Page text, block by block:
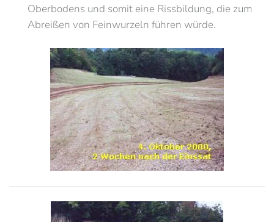
Oberbodens und somit eine Rissbildung, die zum
Abreißen von Feinwurzeln führen würde.